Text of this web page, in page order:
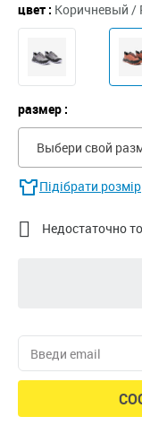
цвет : Коричневый /
размер :
Выбери свой
Підібрати розмір
 Недостаточно